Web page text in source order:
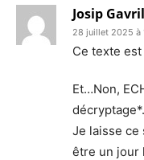
Josip
28 juillet 2025 à
Ce texte
Et…Non,
décryptage*.
Je laisse ce
être un jour